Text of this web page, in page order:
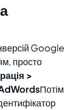
Google
просто
>
Потім